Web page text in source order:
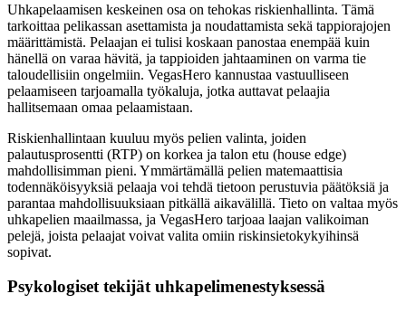
Uhkapelaamisen keskeinen osa on tehokas riskienhallinta. Tämä
tarkoittaa pelikassan asettamista ja noudattamista sekä tappiorajojen
määrittämistä. Pelaajan ei tulisi koskaan panostaa enempää kuin
hänellä on varaa hävitä, ja tappioiden jahtaaminen on varma tie
taloudellisiin ongelmiin. VegasHero kannustaa vastuulliseen
pelaamiseen tarjoamalla työkaluja, jotka auttavat pelaajia
hallitsemaan omaa pelaamistaan.
Riskienhallintaan kuuluu myös pelien valinta, joiden
palautusprosentti (RTP) on korkea ja talon etu (house edge)
mahdollisimman pieni. Ymmärtämällä pelien matemaattisia
todennäköisyyksiä pelaaja voi tehdä tietoon perustuvia päätöksiä ja
parantaa mahdollisuuksiaan pitkällä aikavälillä. Tieto on valtaa myös
uhkapelien maailmassa, ja VegasHero tarjoaa laajan valikoiman
pelejä, joista pelaajat voivat valita omiin riskinsietokykyihinsä
sopivat.
Psykologiset tekijät uhkapelimenestyksessä